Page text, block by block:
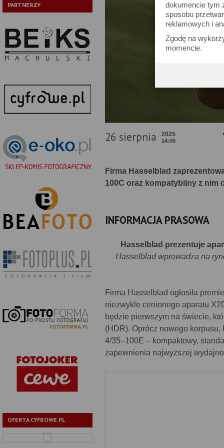
dokumencie tym
sposobu
reklamowych i
Zgodę na
momencie.
PARTNERZY
OFERTA CYFROWE.PL
26 sierpnia 2025
14:00
Firma Hasselblad
100C oraz kompatybilny z nim
INFORMACJA PRASOWA
Hasselblad prezentuje
Hasselblad wprowadza na
Firma Hasselblad ogłosiła
niezwykle cenionego aparatu
będzie pierwszym na świecie,
(HDR). Oprócz nowego
4/35–100E – kompaktowy,
zapewnienia najwyższej